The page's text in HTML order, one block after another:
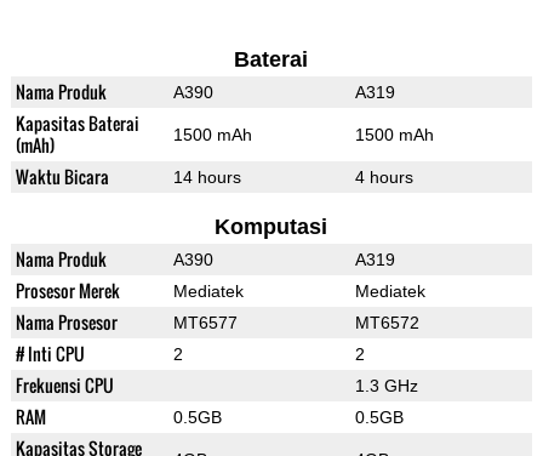
Baterai
Nama Produk A390 A319
Kapasitas Baterai
(mAh)
1500 mAh 1500 mAh
Waktu Bicara 14 hours 4 hours
Komputasi
Nama Produk A390 A319
Prosesor Merek Mediatek Mediatek
Nama Prosesor MT6577 MT6572
# Inti CPU 2 2
Frekuensi CPU 1.3 GHz
RAM 0.5GB 0.5GB
Kapasitas Storage